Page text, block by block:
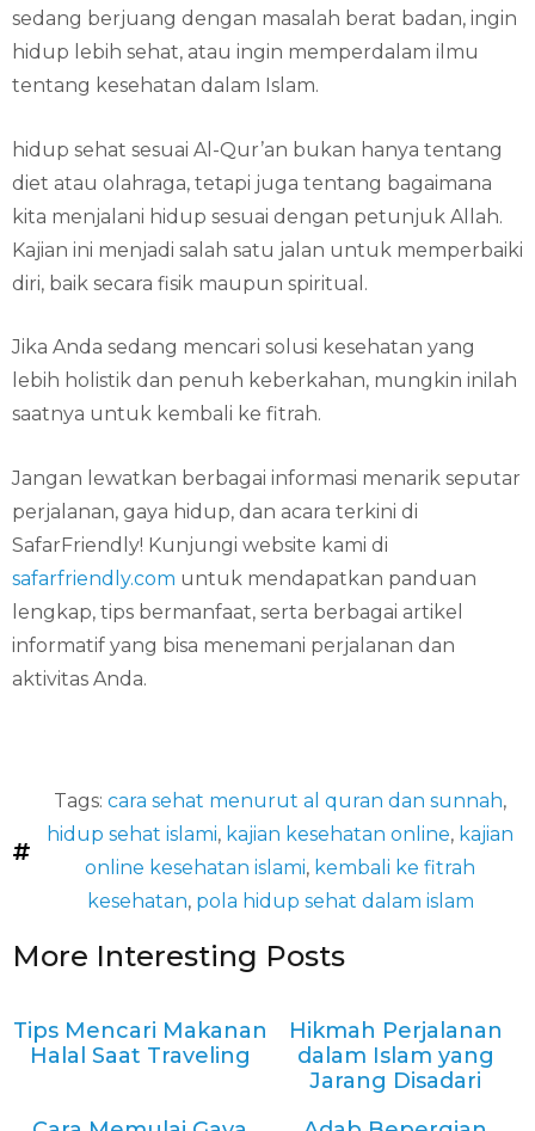
sedang berjuang dengan masalah berat badan, ingin
hidup lebih sehat, atau ingin memperdalam ilmu
tentang kesehatan dalam Islam.
hidup sehat sesuai Al-Qur’an bukan hanya tentang
diet atau olahraga, tetapi juga tentang bagaimana
kita menjalani hidup sesuai dengan petunjuk Allah.
Kajian ini menjadi salah satu jalan untuk memperbaiki
diri, baik secara fisik maupun spiritual.
Jika Anda sedang mencari solusi kesehatan yang
lebih holistik dan penuh keberkahan, mungkin inilah
saatnya untuk kembali ke fitrah.
Jangan lewatkan berbagai informasi menarik seputar
perjalanan, gaya hidup, dan acara terkini di
SafarFriendly! Kunjungi website kami di
safarfriendly.com untuk mendapatkan panduan
lengkap, tips bermanfaat, serta berbagai artikel
informatif yang bisa menemani perjalanan dan
aktivitas Anda.
Tags: cara sehat menurut al quran dan sunnah,
hidup sehat islami, kajian kesehatan online, kajian
online kesehatan islami, kembali ke fitrah
kesehatan, pola hidup sehat dalam islam
More Interesting Posts
Tips Mencari Makanan
Halal Saat Traveling
Hikmah Perjalanan
dalam Islam yang
Jarang Disadari